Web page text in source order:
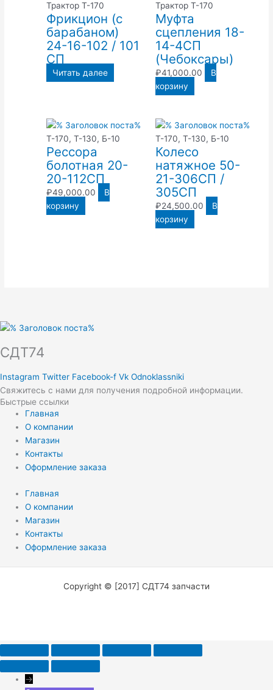
Трактор Т-170
Фрикцион (с
барабаном)
24-16-102 / 101
СП
Читать далее
Трактор Т-170
Муфта
сцепления 18-
14-4СП
(Чебоксары)
₽41,000.00
В
корзину
Т-170, Т-130, Б-10
Рессора
болотная 20-
20-112СП
₽49,000.00
В
корзину
Т-170, Т-130, Б-10
Колесо
натяжное 50-
21-306СП /
305СП
₽24,500.00
В
корзину
СДТ74
Instagram Twitter Facebook-f Vk Odnoklassniki
Свяжитесь с нами для получения подробной информации.
Быстрые ссылки
Главная
О компании
Магазин
Контакты
Оформление заказа
Главная
О компании
Магазин
Контакты
Оформление заказа
Copyright © [2017] СДТ74 запчасти
→